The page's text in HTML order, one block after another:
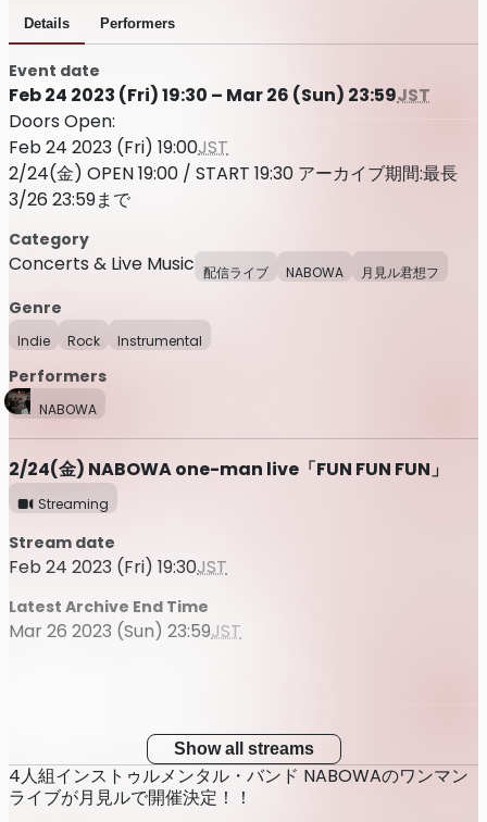
Details Performers
Event date
Feb 24 2023 (Fri) 19:30 – Mar 26 (Sun) 23:59JST
Doors Open:
Feb 24 2023 (Fri) 19:00JST
2/24(金) OPEN 19:00 / START 19:30 アーカイブ期間:最長
3/26 23:59まで
Category
Concerts & Live Music 配信ライブ NABOWA 月見ル君想フ
Genre
Indie Rock Instrumental
Performers
NABOWA
2/24(金) NABOWA one-man live「FUN FUN FUN」
Streaming
Stream date
Feb 24 2023 (Fri) 19:30JST
Latest Archive End Time
Mar 26 2023 (Sun) 23:59JST
Show all streams
4人組インストゥルメンタル・バンド NABOWAのワンマン
ライブが月見ルで開催決定！！